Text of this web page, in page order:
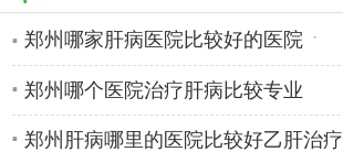
· ·
郑州哪家肝病医院比较好的医院
郑州哪个医院治疗肝病比较专业
郑州肝病哪里的医院比较好乙肝治疗